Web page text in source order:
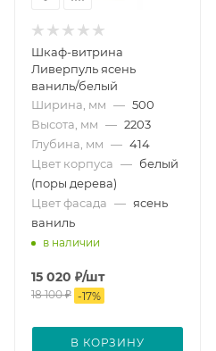
Шкаф-витрина
Ливерпуль ясень
ваниль/белый
Ширина, мм — 500
Высота, мм — 2203
Глубина, мм — 414
Цвет корпуса — белый
(поры дерева)
Цвет фасада — ясень
ваниль
в наличии
15 020 ₽/шт
18 100₽ -17%
В КОРЗИНУ